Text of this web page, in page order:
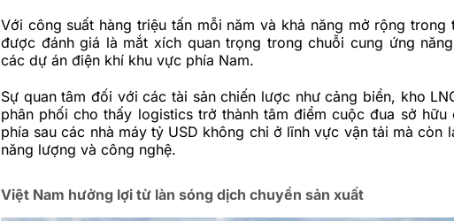
Với công suất hàng triệu tấn mỗi năm và khả năng mở rộng trong
được đánh giá là mắt xích quan trọng trong chuỗi cung ứng
các dự án điện khí khu vực phía Nam.
Sự quan tâm đối với các tài sản chiến lược như cảng biển, kho
phân phối cho thấy logistics trở thành tâm điểm cuộc đua sở hữu
phía sau các nhà máy tỷ USD không chỉ ở lĩnh vực vận tải mà còn
năng lượng và công nghệ.
Việt Nam hưởng lợi từ làn sóng dịch chuyển sản xuất